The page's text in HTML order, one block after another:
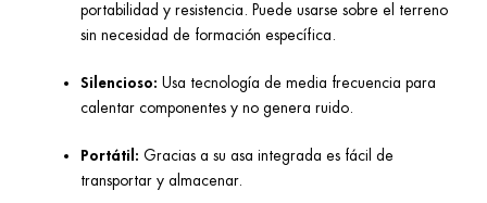
portabilidad y resistencia. Puede usarse sobre el terreno
sin necesidad de formación específica.
Silencioso: Usa tecnología de media frecuencia para
calentar componentes y no genera ruido.
Portátil: Gracias a su asa integrada es fácil de
transportar y almacenar.